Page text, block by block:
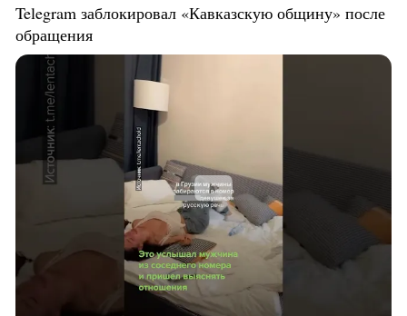
Telegram заблокировал «Кавказскую общину» после
обращения